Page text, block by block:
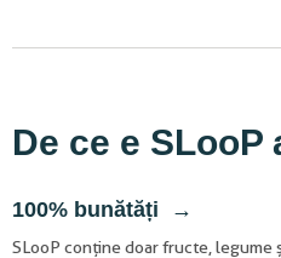
De ce e SLooP
100% bunătăți
SLooP conține doar fructe, legume